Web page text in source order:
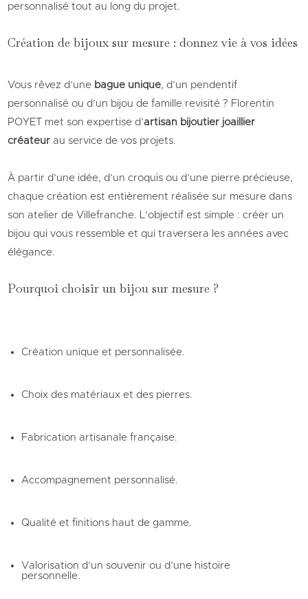
personnalisé tout au long du projet.
Création de bijoux sur mesure : donnez vie à vos idées
Vous rêvez d’une bague unique, d’un pendentif
personnalisé ou d’un bijou de famille revisité ? Florentin
POYET met son expertise d’artisan bijoutier joaillier
créateur au service de vos projets.
À partir d’une idée, d’un croquis ou d’une pierre précieuse,
chaque création est entièrement réalisée sur mesure dans
son atelier de Villefranche. L’objectif est simple : créer un
bijou qui vous ressemble et qui traversera les années avec
élégance.
Pourquoi choisir un bijou sur mesure ?
Création unique et personnalisée.
Choix des matériaux et des pierres.
Fabrication artisanale française.
Accompagnement personnalisé.
Qualité et finitions haut de gamme.
Valorisation d’un souvenir ou d’une histoire
personnelle.